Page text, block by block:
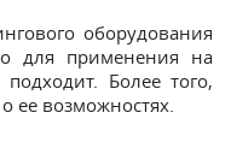
оборудования
для применения на
Более того,
ее возможностях.